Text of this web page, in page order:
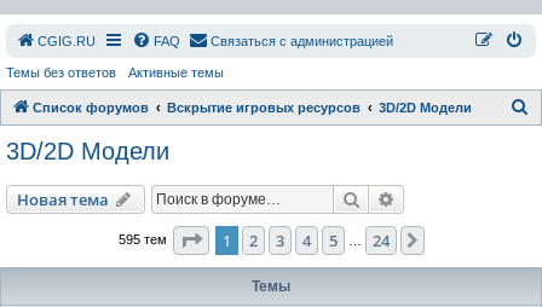
СGIG.RU FAQ Связаться с администрацией
Темы без ответов Активные темы
Список форумов Вскрытие игровых ресурсов 3D/2D Модели
3D/2D Модели
Новая тема Поиск
595 тем Страница из 24
1 2 3 4 5 24
Темы